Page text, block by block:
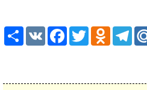
ShareVK FacebookTwitter